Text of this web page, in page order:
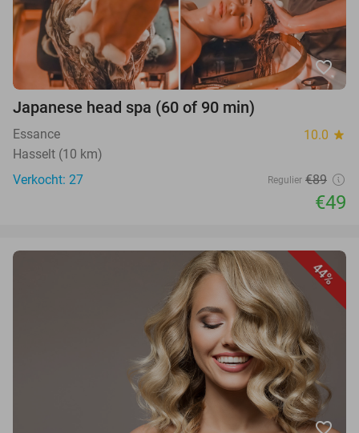
favorite_border
Japanese head spa (60 of 90 min)
Essance 10.0 star
Hasselt (10 km)
Verkocht: 27
Regulier €89
€49
44%
favorite_border